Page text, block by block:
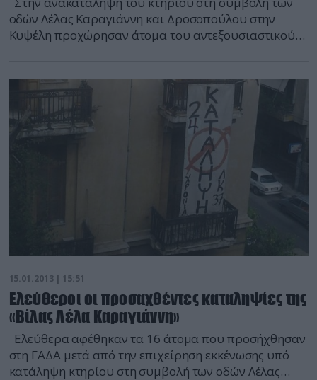
οδών Λέλας Καραγιάννη και Δροσοπούλου στην
Κυψέλη προχώρησαν άτομα του αντεξουσιαστικού
τα 16 άτομα που προσήχθησαν στη ΓΑΔΑ κατά την
επέμβαση της αστυνομίας στο κτήριο το μεσημέρι.
Στο μεταξύ, σύγχυση επικρατεί […]
15.01.2013 | 15:51
Ελεύθεροι οι προσαχθέντες καταληψίες της
«Βίλας Λέλα Καραγιάννη»
Ελεύθερα αφέθηκαν τα 16 άτομα που προσήχθησαν
στη ΓΑΔΑ μετά από την επιχείρηση εκκένωσης υπό
κατάληψη κτηρίου στη συμβολή των οδών Λέλας